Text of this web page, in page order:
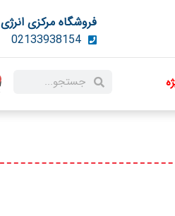
فروشگاه مرکزی انرژی
02133938154